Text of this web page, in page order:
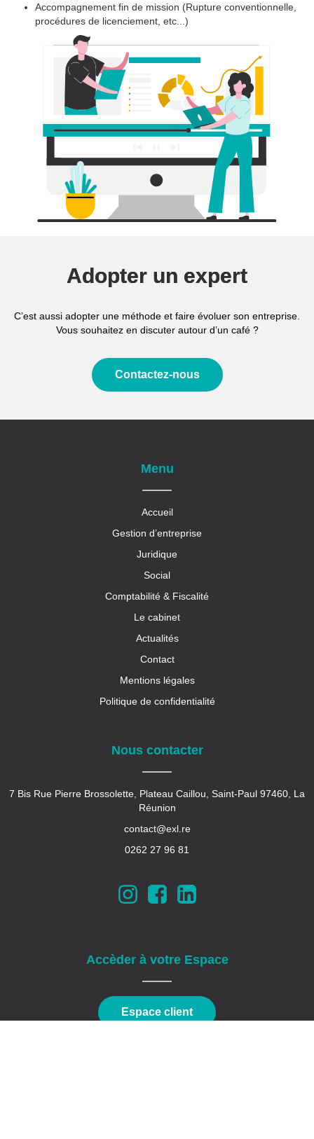
Accompagnement fin de mission (Rupture conventionnelle,
procédures de licenciement, etc...)
Adopter un expert
C’est aussi adopter une méthode et faire évoluer son entreprise.
Vous souhaitez en discuter autour d’un café ?
Contactez-nous
Menu
Accueil
Gestion d’entreprise
Juridique
Social
Comptabilité & Fiscalité
Le cabinet
Actualités
Contact
Mentions légales
Politique de confidentialité
Nous contacter
7 Bis Rue Pierre Brossolette, Plateau Caillou, Saint-Paul 97460, La
Réunion
contact@exl.re
0262 27 96 81
Accèder à votre Espace
Espace client